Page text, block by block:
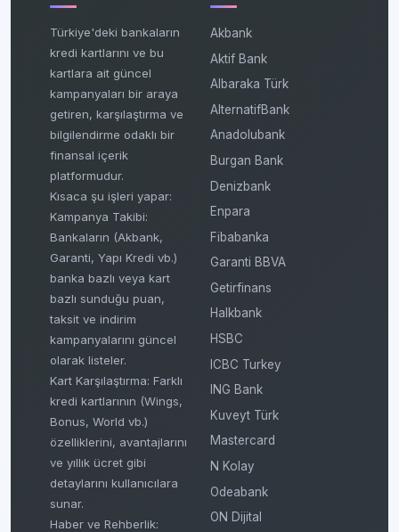
Türkiye'deki bankaların
kredi kartlarını ve bu
kartlara ait güncel
kampanyaları bir araya
getiren, karşılaştırma ve
bilgilendirme odaklı bir
finansal içerik
platformudur.
Kısaca şu işleri yapar:
Kampanya Takibi:
Bankaların (Akbank,
Garanti, Yapı Kredi vb.)
banka bazlı veya kart
bazlı sunduğu puan,
taksit ve indirim
kampanyalarını güncel
olarak listeler.
Kart Karşılaştırma: Farklı
kredi kartlarının (Wings,
Bonus, World vb.)
özelliklerini, avantajlarını
ve yıllık ücret gibi
detaylarını kullanıcılara
sunar.
Haber ve Rehberlik:
Akbank
Aktif Bank
Albaraka Türk
AlternatifBank
Anadolubank
Burgan Bank
Denizbank
Enpara
Fibabanka
Garanti BBVA
Getirfinans
Halkbank
HSBC
ICBC Turkey
ING Bank
Kuveyt Türk
Mastercard
N Kolay
Odeabank
ON Dijital